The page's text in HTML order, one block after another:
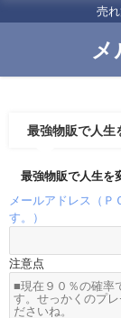
売
メ
最強物販で人生
最強物販で人生を
メールアドレス（
す。）
注意点